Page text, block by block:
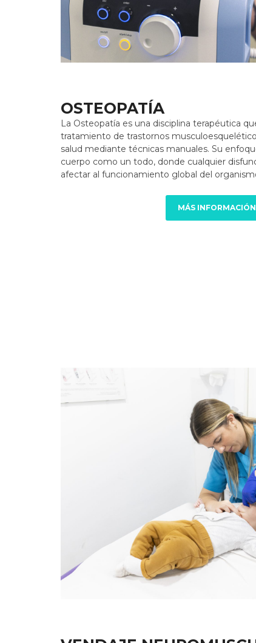
OSTEOPATÍA
La Osteopatía es una disciplina terapéutica
tratamiento de trastornos
salud mediante técnicas manuales. Su
cuerpo como un todo, donde cualquier
afectar al funcionamiento global del
MÁS INFORMACIÓN